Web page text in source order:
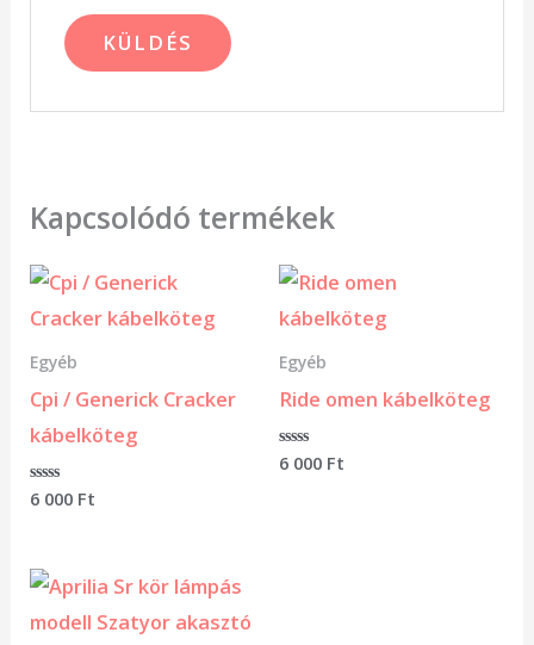
Kapcsolódó termékek
Egyéb
Cpi / Generick Cracker
kábelköteg
Értékelés:
6 000 Ft
Egyéb
Ride omen kábelköteg
Értékelés:
6 000 Ft